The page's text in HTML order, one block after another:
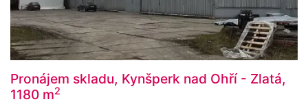
Pronájem skladu, Kynšperk nad Ohří - Zlatá,
1180 m2